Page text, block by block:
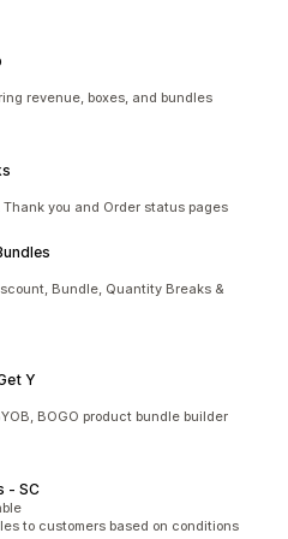
revenue, boxes, and bundles
you and Order status pages
Bundle, Quantity Breaks &
Y
BOGO product bundle builder
‑ SC
to customers based on conditions